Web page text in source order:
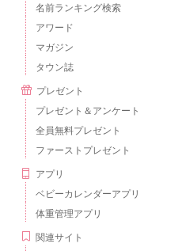
名前ランキング検索
アワード
マガジン
タウン誌
プレゼント
プレゼント＆アンケート
全員無料プレゼント
ファーストプレゼント
アプリ
ベビーカレンダーアプリ
体重管理アプリ
関連サイト